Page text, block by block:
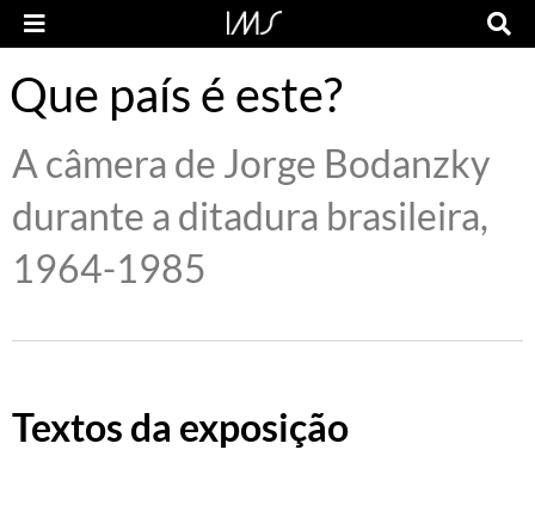
Que país é este?
A câmera de Jorge Bodanzky
durante a ditadura brasileira,
1964-1985
Textos da exposição